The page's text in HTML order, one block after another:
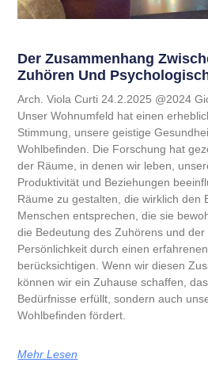
Der Zusammenhang
Zuhören Und
Arch. Viola Curti 24.2.2025 @2024
Unser Wohnumfeld hat einen
Stimmung, unsere geistige
Wohlbefinden. Die Forschung hat
der Räume, in denen wir leben,
Produktivität und Beziehungen
Räume zu gestalten, die wirklich den
Menschen entsprechen, die sie
die Bedeutung des Zuhörens und
Persönlichkeit durch einen
berücksichtigen. Wenn wir diesen
können wir ein Zuhause schaffen,
Bedürfnisse erfüllt, sondern auch
Wohlbefinden fördert.
Mehr Lesen